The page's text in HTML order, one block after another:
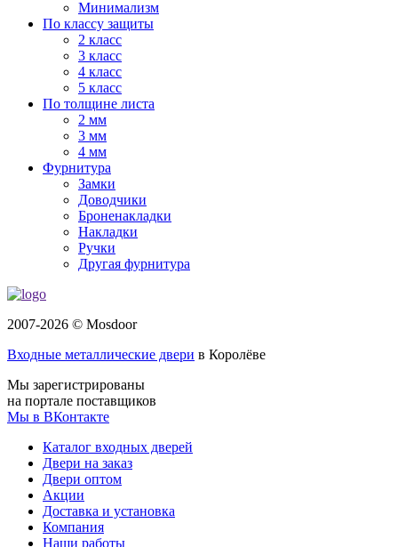
Минимализм
По классу защиты
2 класс
3 класс
4 класс
5 класс
По толщине листа
2 мм
3 мм
4 мм
Фурнитура
Замки
Доводчики
Броненакладки
Накладки
Ручки
Другая фурнитура
2007-2026 © Mosdoor
Входные металлические двери в Королёве
Мы зарегистрированы
на портале поставщиков
Мы в ВКонтакте
Каталог входных дверей
Двери на заказ
Двери оптом
Акции
Доставка и установка
Компания
Наши работы